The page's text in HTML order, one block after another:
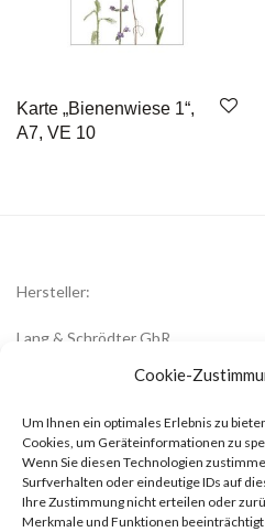
Cookie-
Um Ihnen ein optimales Erlebnis zu
Cookies, um Geräteinformationen zu
Wenn Sie diesen Technologien
Surfverhalten oder eindeutige IDs auf
Ihre Zustimmung nicht erteilen oder
Merkmale und Funktionen
Karte „Bienenwiese 1“,
A7, VE 10
Hersteller:
Lang & Schrödter GbR
Königsberger Str. 8
office@zwiebelblueher.de